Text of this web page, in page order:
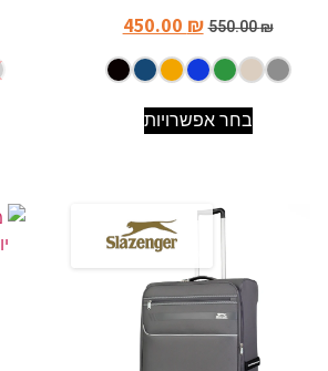
550.00₪
450.00 ₪
בחר אפשרויות